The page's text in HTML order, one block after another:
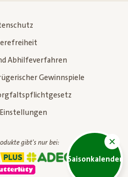
Saisonkalender
Abhilfeverfahren
Gewinnspiele
gibt's nur bei: